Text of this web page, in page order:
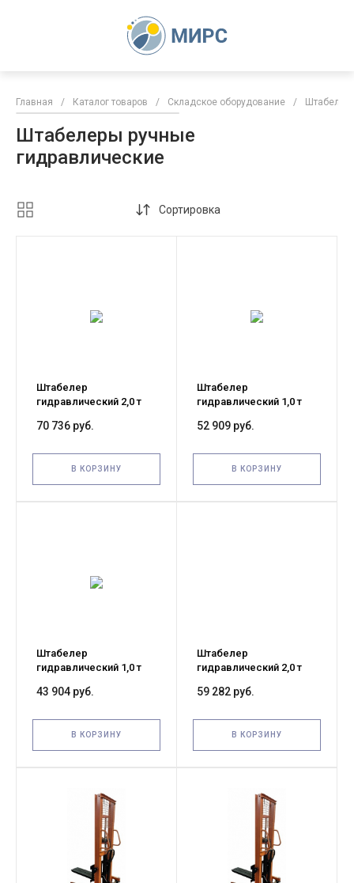
Главная / Каталог товаров / Складское оборудование /
Штабелеры ручные
гидравлические
Сортировка
Штабелер
гидравлический 2,0 т
70 736 руб.
В КОРЗИНУ
Штабелер
гидравлический 1,0 т
52 909 руб.
В КОРЗИНУ
Штабелер
гидравлический 1,0 т
FIN, US паллетов)
43 904 руб.
В КОРЗИНУ
Штабелер
гидравлический 2,0 т
FIN, US паллетов)
59 282 руб.
В КОРЗИНУ